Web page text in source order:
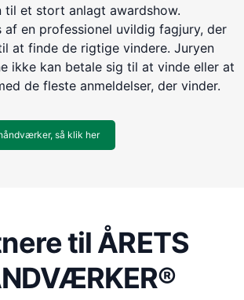
til et stort anlagt awardshow.
en professionel uvildig fagjury, der
at finde de rigtige vindere. Juryen
ikke kan betale sig til at vinde eller at
de fleste anmeldelser, der vinder.
så klik her
til ÅRETS